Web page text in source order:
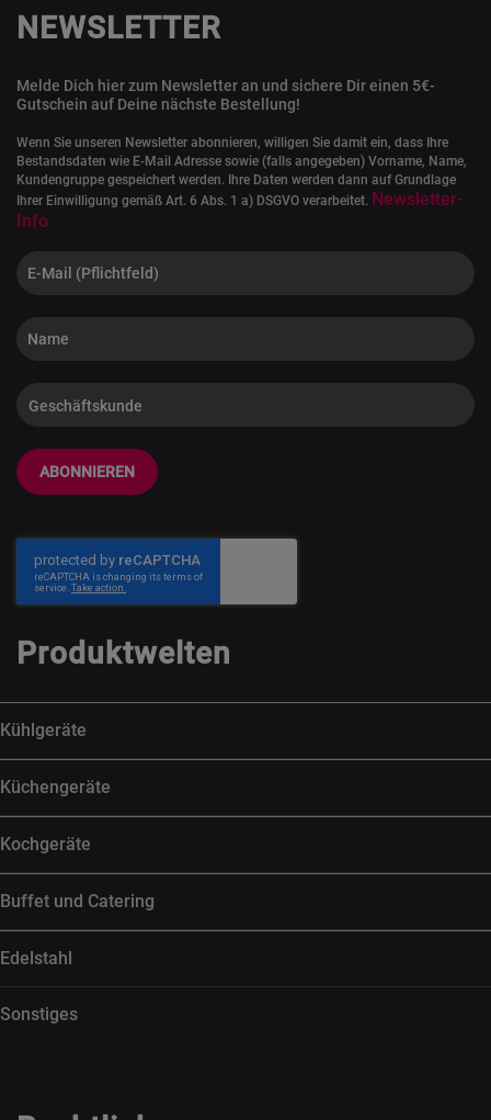
NEWSLETTER
Melde Dich hier zum Newsletter an und sichere Dir einen 5€-
Gutschein auf Deine nächste Bestellung!
Wenn Sie unseren Newsletter abonnieren, willigen Sie damit ein, dass Ihre
Bestandsdaten wie E-Mail Adresse sowie (falls angegeben) Vorname, Name,
Kundengruppe gespeichert werden. Ihre Daten werden dann auf Grundlage
Ihrer Einwilligung gemäß Art. 6 Abs. 1 a) DSGVO verarbeitet. Newsletter-
Info
ABONNIEREN
Produktwelten
Kühlgeräte
Küchengeräte
Kochgeräte
Buffet und Catering
Edelstahl
Sonstiges